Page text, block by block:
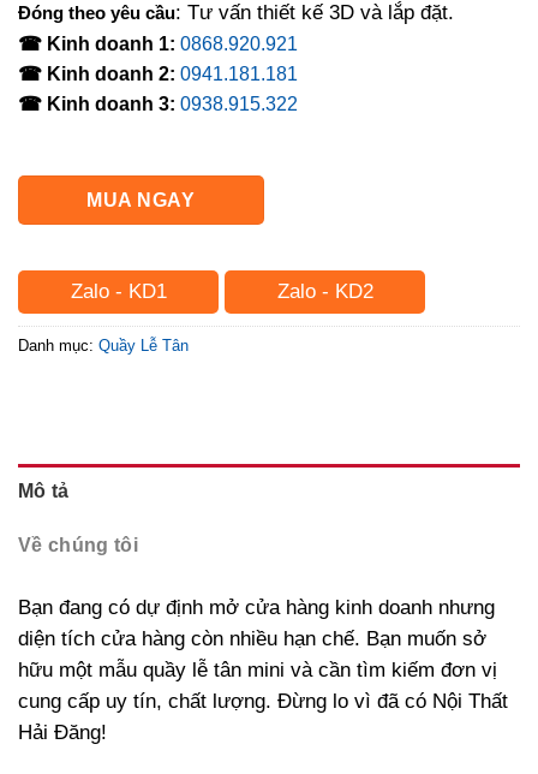
Đóng theo yêu cầu: Tư vấn thiết kế 3D và lắp đặt.
☎ Kinh doanh 1: 0868.920.921
☎ Kinh doanh 2: 0941.181.181
☎ Kinh doanh 3: 0938.915.322
MUA NGAY
Zalo - KD1 Zalo - KD2
Danh mục: Quầy Lễ Tân
Mô tả
Về chúng tôi
Bạn đang có dự định mở cửa hàng kinh doanh nhưng
diện tích cửa hàng còn nhiều hạn chế. Bạn muốn sở
hữu một mẫu quầy lễ tân mini và cần tìm kiếm đơn vị
cung cấp uy tín, chất lượng. Đừng lo vì đã có Nội Thất
Hải Đăng!